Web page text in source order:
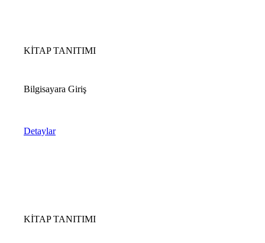
KİTAP TANITIMI
Bilgisayara Giriş
Detaylar
KİTAP TANITIMI